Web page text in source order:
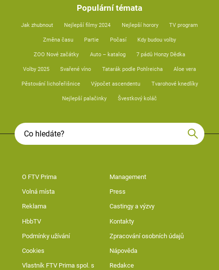
Populární témata
Jak zhubnout Nejlepší filmy 2024 Nejlepší horory TV program
Změna času Partie Počasí Kdy budou volby
ZOO Nové začátky Auto – katalog 7 pádů Honzy Dědka
Volby 2025 Svařené víno Tatarák podle Pohlreicha Aloe vera
Pěstování lichořeřišnice Výpočet ascendentu Tvarohové knedlíky
Nejlepší palačinky Švestkový koláč
O FTV Prima Management
Volná místa Press
Reklama Castingy a výzvy
HbbTV Kontakty
Podmínky užívání Zpracování osobních údajů
Cookies Nápověda
Vlastník FTV Prima spol. s Redakce